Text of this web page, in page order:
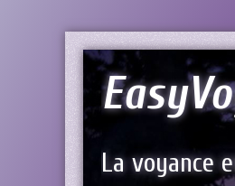
La voyance